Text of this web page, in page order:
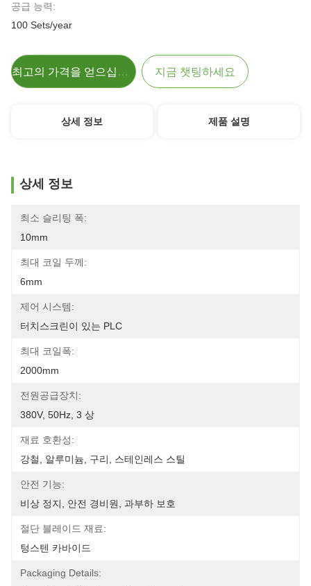
공급 능력:
100 Sets/year
최고의 가격을 얻으십시오 지금 챗팅하세요
상세 정보 제품 설명
상세 정보
최소 슬리팅 폭:
10mm
최대 코일 두께:
6mm
제어 시스템:
터치스크린이 있는 PLC
최대 코일폭:
2000mm
전원공급장치:
380V, 50Hz, 3 상
재료 호환성:
강철, 알루미늄, 구리, 스테인레스 스틸
안전 기능:
비상 정지, 안전 경비원, 과부하 보호
절단 블레이드 재료:
텅스텐 카바이드
Packaging Details: